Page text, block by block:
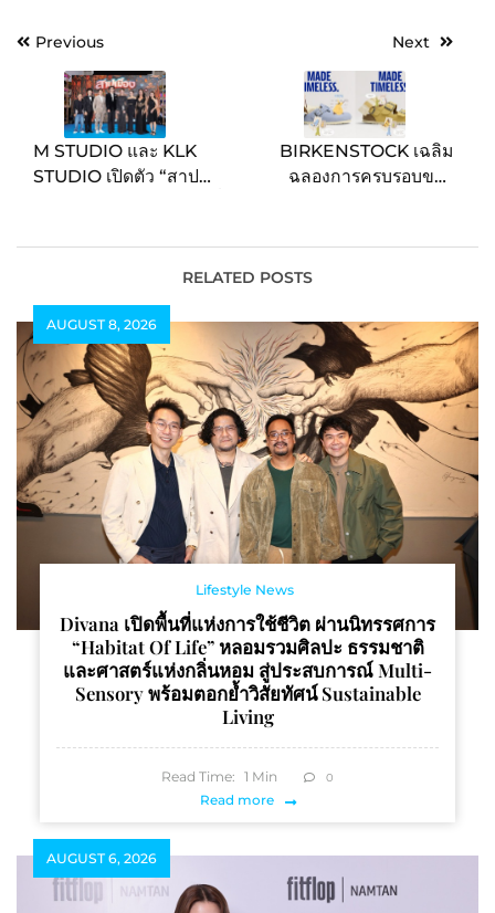
PostPrevious
M STUDIO และ KLK
STUDIO​ เปิดตัว “สาป
ใหม่สุดฟิน ​ทัพนักแสดง
ม่วนจอยคับคั่ง การัน
ตีความฮาน่าฮัก พร้อมฉาย
จริง 14 พ.ค. นี้
Next
BIRKENSTOCK เฉลิม
ฉลองการครบรอบของ
ลิมิเต็ดเอดิชั่น ทั้ง
BOSTON, LONDON
RELATED POSTS
AUGUST 8, 2026
Lifestyle News
Divana เปิดพื้นที่แห่งการใช้ชีวิต ผ่านนิทรรศการ
“Habitat Of Life” หลอมรวมศิลปะ ธรรมชาติ
และศาสตร์แห่งกลิ่นหอม สู่ประสบการณ์ Multi-
Sensory พร้อมตอกย้ำวิสัยทัศน์ Sustainable
Living
Read Time: 1 Min 0
Read more
AUGUST 6, 2026